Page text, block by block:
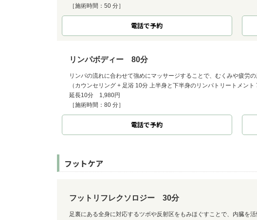
［施術時間：50 分］
電話で予約
リンパボディー 80分
リンパの流れに合わせて強めにマッサージすることで、むくみや疲労
（カウンセリング + 足浴 10分 上半身と下半身のリンパトリートメント
延長10分 1,980円
［施術時間：80 分］
電話で予約
フットケア
フットリフレクソロジー 30分
足裏にある全身に対応するツボや反射区をもみほぐすことで、内臓を活